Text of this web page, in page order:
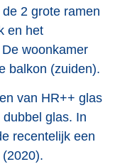
2 grote ramen
en het
woonkamer
balkon (zuiden).
van HR++ glas
glas. In
recentelijk een